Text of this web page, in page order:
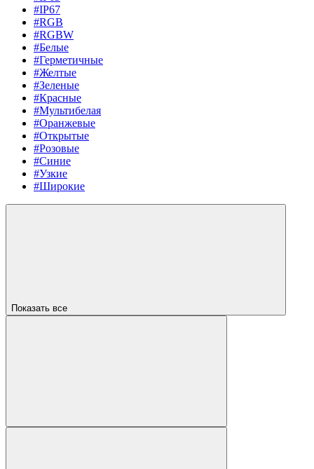
#IP67
#RGB
#RGBW
#Белые
#Герметичные
#Желтые
#Зеленые
#Красные
#Мультибелая
#Оранжевые
#Открытые
#Розовые
#Синие
#Узкие
#Широкие
Показать все